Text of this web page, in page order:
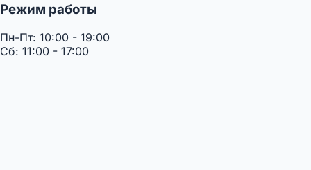
Режим работы
Пн-Пт: 10:00 - 19:00
Сб: 11:00 - 17:00